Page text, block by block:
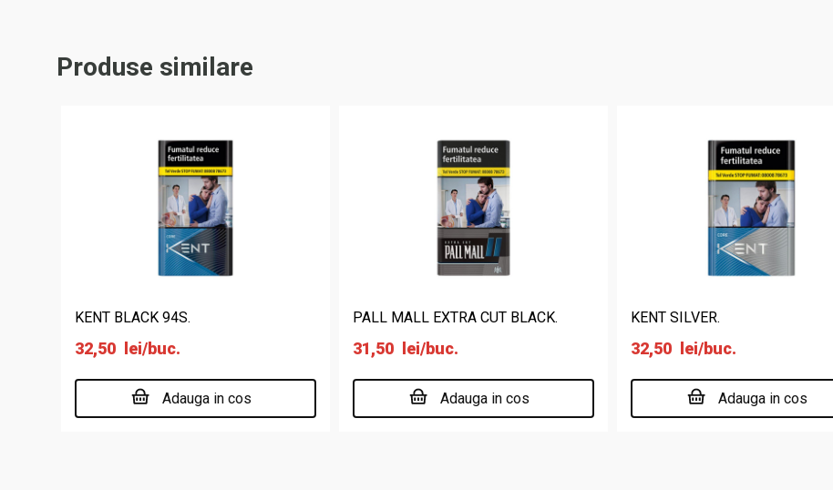
Produse similare
KENT BLACK 94S.
32,50 lei/buc.
Adauga in cos
PALL MALL EXTRA CUT BLACK.
31,50 lei/buc.
Adauga in cos
KENT SILVER.
32,50 lei/buc.
Adauga in cos